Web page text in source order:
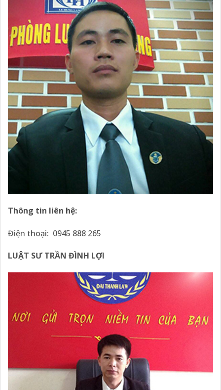
Thông tin liên hệ:
Điện thoại: 0945 888 265
LUẬT SƯ TRẦN ĐÌNH LỢI